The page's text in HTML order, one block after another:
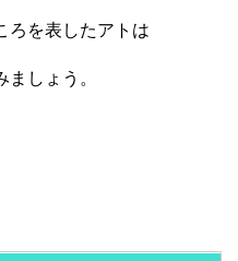
ろを表したアトは
しょう。